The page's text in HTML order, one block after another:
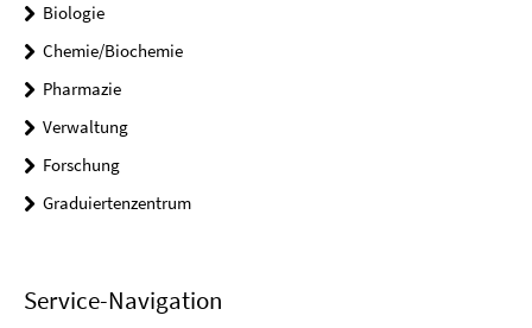
Biologie
Chemie/Biochemie
Pharmazie
Verwaltung
Forschung
Graduiertenzentrum
Service-Navigation